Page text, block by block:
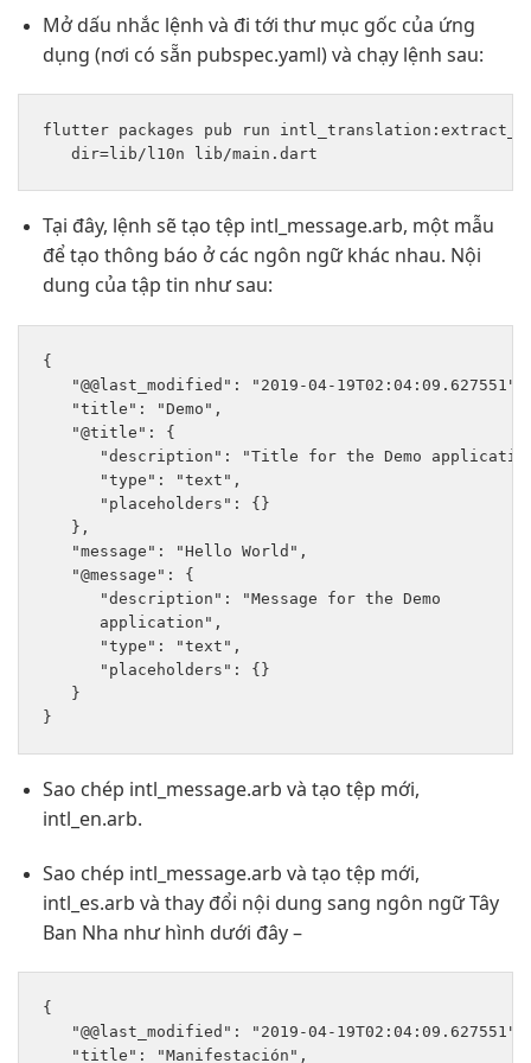
Mở dấu nhắc lệnh và đi tới thư mục gốc của ứng
dụng (nơi có sẵn pubspec.yaml) và chạy lệnh sau:
flutter packages pub run
Tại đây, lệnh sẽ tạo tệp intl_message.arb, một mẫu
để tạo thông báo ở các ngôn ngữ khác nhau. Nội
dung của tập tin như sau:
{
"@@last_modified": "2019-04-
   "title": "Demo",
   "@title": {
"description": "Title for the Demo
      "type": "text",
      "placeholders": {}
   },
   "message": "Hello World",
   "@message": {
      "description": "Message for the Demo
      application",
      "type": "text",
      "placeholders": {}
   }
Sao chép intl_message.arb và tạo tệp mới,
intl_en.arb.
Sao chép intl_message.arb và tạo tệp mới,
intl_es.arb và thay đổi nội dung sang ngôn ngữ Tây
Ban Nha như hình dưới đây –
{
"@@last_modified": "2019-04-
   "title": "Manifestación",